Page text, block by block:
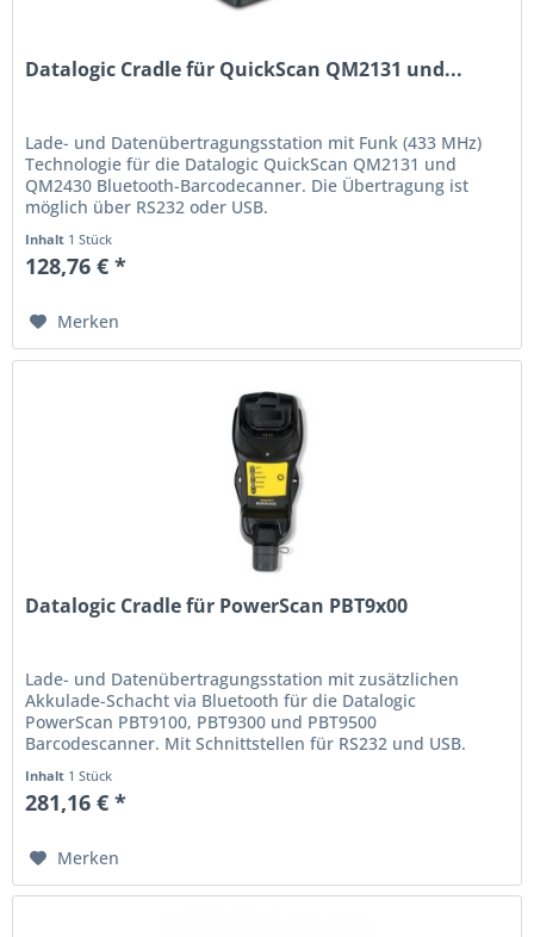
Datalogic Cradle für QuickScan QM2131 und...
Lade- und Datenübertragungsstation mit Funk (433 MHz)
Technologie für die Datalogic QuickScan QM2131 und
QM2430 Bluetooth-Barcodecanner. Die Übertragung ist
möglich über RS232 oder USB.
Inhalt 1 Stück
128,76 € *
Merken
Datalogic Cradle für PowerScan PBT9x00
Lade- und Datenübertragungsstation mit zusätzlichen
Akkulade-Schacht via Bluetooth für die Datalogic
PowerScan PBT9100, PBT9300 und PBT9500
Barcodescanner. Mit Schnittstellen für RS232 und USB.
Inhalt 1 Stück
281,16 € *
Merken